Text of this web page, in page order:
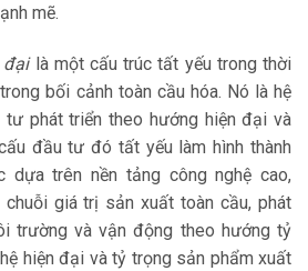
mẽ.
đạilà một cấu trúc tất yếu trong thời
bối cảnh toàn cầu hóa. Nó là hệ
phát triển theo hướng hiện đại và
đầu tư đó tất yếu làm hình thành
dựa trên nền tảng công nghệ cao,
giá trị sản xuất toàn cầu, phát
trường và vận động theo hướng tỷ
hiện đại và tỷ trọng sản phẩm xuất